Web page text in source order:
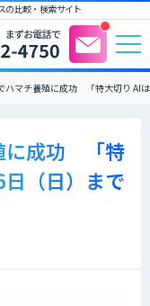
の比較・検索サイト
ハマチ養殖に成功 「特大切り AI
に成功 「特
（日）まで